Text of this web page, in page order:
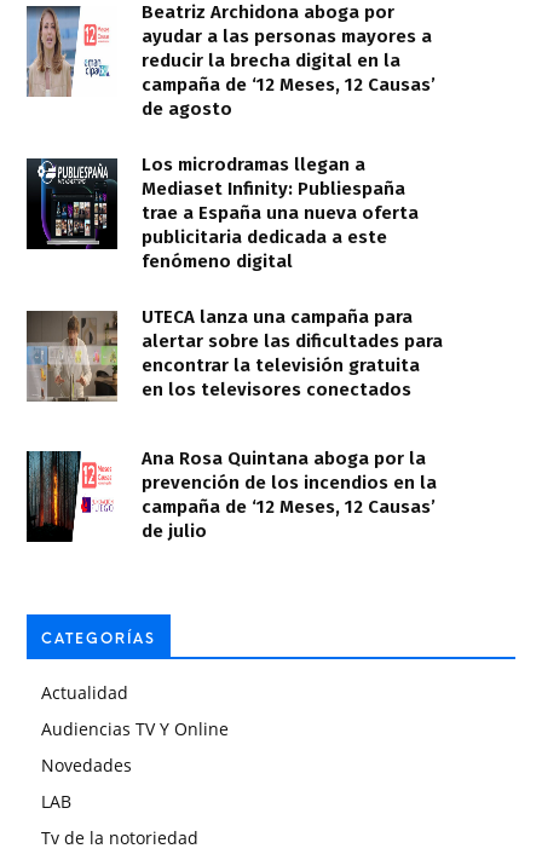
Beatriz Archidona aboga por
ayudar a las personas mayores a
reducir la brecha digital en la
campaña de ‘12 Meses, 12 Causas’
de agosto
Los microdramas llegan a
Mediaset Infinity: Publiespaña
trae a España una nueva oferta
publicitaria dedicada a este
fenómeno digital
UTECA lanza una campaña para
alertar sobre las dificultades para
encontrar la televisión gratuita
en los televisores conectados
Ana Rosa Quintana aboga por la
prevención de los incendios en la
campaña de ‘12 Meses, 12 Causas’
de julio
CATEGORÍAS
Actualidad
Audiencias TV Y Online
Novedades
LAB
Tv de la notoriedad